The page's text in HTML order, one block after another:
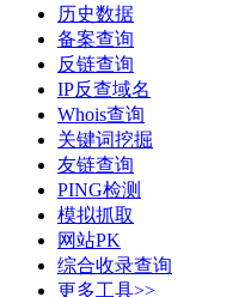
历史数据
备案查询
反链查询
IP反查域名
Whois查询
关键词挖掘
友链查询
PING检测
模拟抓取
网站PK
综合收录查询
更多工具>>